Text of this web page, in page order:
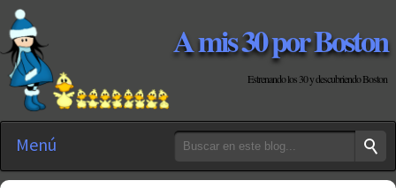
A mis 30 por Boston
Estrenando los 30 y descubriendo Boston
Menú